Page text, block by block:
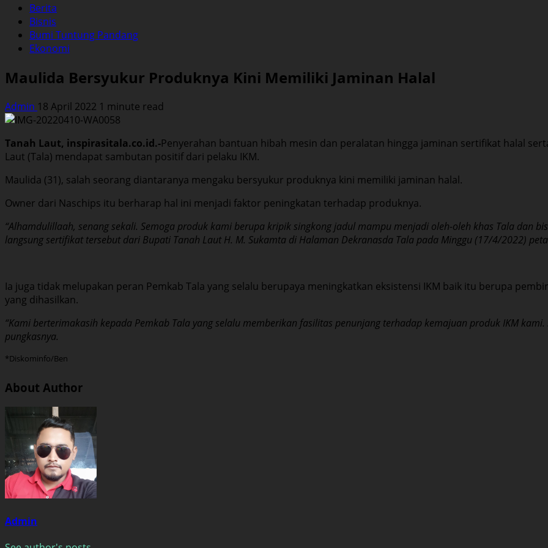
Berita
Bisnis
Bumi Tuntung Pandang
Ekonomi
Maulida Bersyukur Produknya Kini Memiliki Jaminan Halal
Admin 18 April 2022 1 minute read
Tanah Laut, inspirasitala.co.id.-Penyerahan bantuan hibah mesin dan peralatan hingga jaminan sertifikat halal
Laut (Tala) mendapat sambutan positif dari pelaku IKM.
Maulida (31), salah seorang diantaranya mengaku bersyukur produknya kini memiliki jaminan halal.
Owner dari Naschips itu berharap hal ini menjadi faktor peningkatan terhadap produknya.
“Alhamdulillaah, senang sekali. Semoga produk kami berupa kripik singkong jadul mampu menjadi oleh-oleh khas Tala dan
langsung sertifikat tersebut dari Bupati Tanah Laut H. M. Sukamta di Halaman Dekranasda Tala pada Minggu (17/4/2022)
Ia juga tidak melupakan peran Pemkab Tala yang selalu berupaya meningkatkan eksistensi IKM baik itu berupa
yang dihasilkan.
“Kami berterimakasih kepada Pemkab Tala yang selalu memberikan fasilitas penunjang terhadap kemajuan produk IKM
pungkasnya.
*Diskominfo/Ben
About Author
Admin